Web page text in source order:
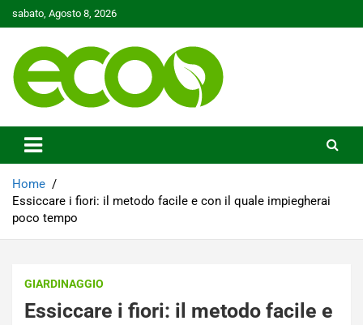
to
sabato, Agosto 8, 2026
Ecoo.it
Home
Essiccare i fiori: il metodo facile e con il quale impiegherai
poco tempo
GIARDINAGGIO
Essiccare i fiori: il metodo facile e